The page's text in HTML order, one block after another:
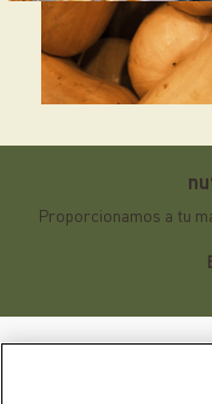
Proporcionamos a tu